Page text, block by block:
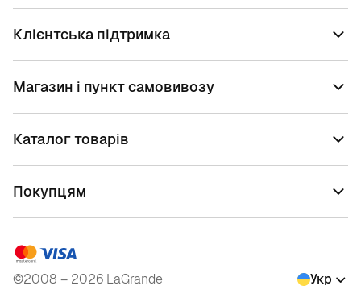
Клієнтська підтримка
Магазин і пункт самовивозу
Каталог товарів
Покупцям
©2008 – 2026 LaGrande Укр